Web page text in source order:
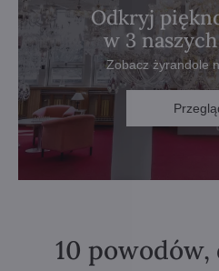
Odkryj
w 3
Zobacz żyrandole
10